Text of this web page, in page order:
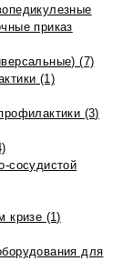
приказ
(7)
(1)
(3)
сосудистой
кризе (1)
для